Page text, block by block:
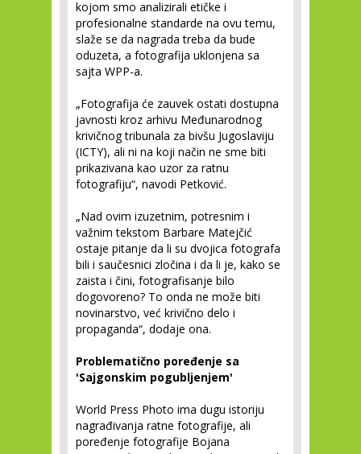
kojom smo analizirali etičke i
profesionalne standarde na ovu temu,
slaže se da nagrada treba da bude
oduzeta, a fotografija uklonjena sa
sajta WPP-a.
„Fotografija će zauvek ostati dostupna
javnosti kroz arhivu Međunarodnog
krivičnog tribunala za bivšu Jugoslaviju
(ICTY), ali ni na koji način ne sme biti
prikazivana kao uzor za ratnu
fotografiju“, navodi Petković.
„Nad ovim izuzetnim, potresnim i
važnim tekstom Barbare Matejčić
ostaje pitanje da li su dvojica fotografa
bili i saučesnici zločina i da li je, kako se
zaista i čini, fotografisanje bilo
dogovoreno? To onda ne može biti
novinarstvo, već krivično delo i
propaganda“, dodaje ona.
Problematično poređenje sa
'Sajgonskim pogubljenjem'
World Press Photo ima dugu istoriju
nagrađivanja ratne fotografije, ali
poređenje fotografije Bojana